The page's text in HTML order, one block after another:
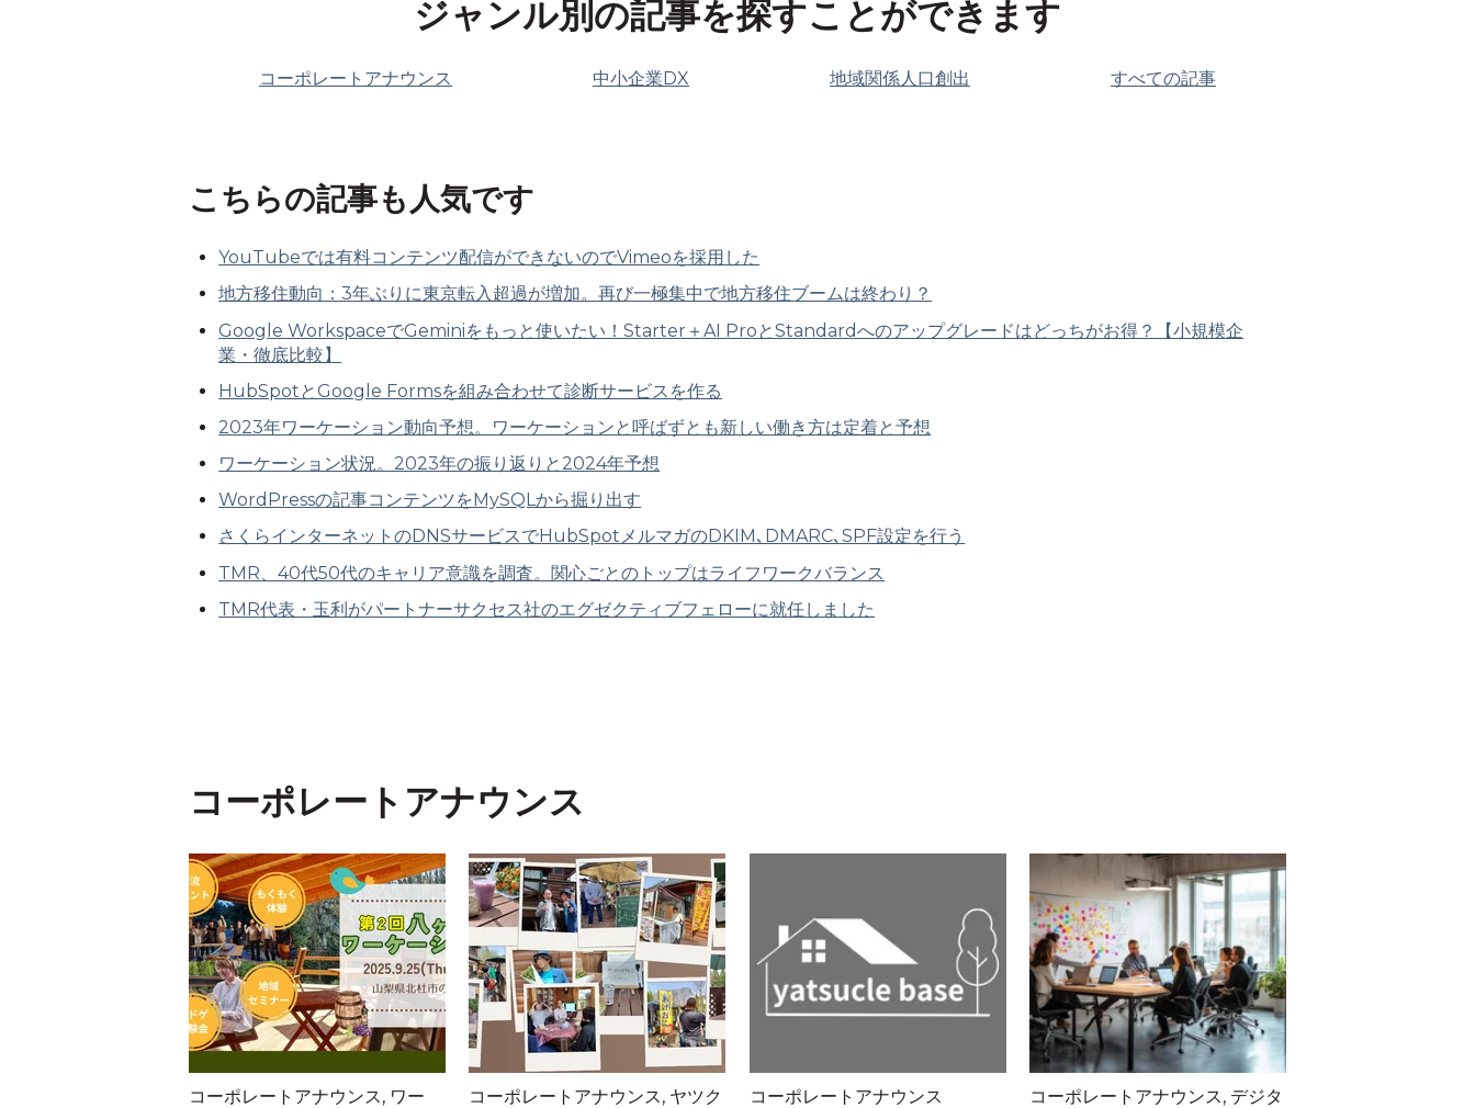
ジャンル別の記事を探すことができます
コーポレートアナウンス 中小企業DX 地域関係人口創出 すべての記事
こちらの記事も人気です
YouTubeでは有料コンテンツ配信ができないのでVimeoを採用した
地方移住動向：3年ぶりに東京転入超過が増加。再び一極集中で地方移住ブームは終わり？
Google WorkspaceでGeminiをもっと使いたい！Starter＋AI ProとStandardへのアップグレードはどっちがお得？【小規模企
業・徹底比較】
HubSpotとGoogle Formsを組み合わせて診断サービスを作る
2023年ワーケーション動向予想。ワーケーションと呼ばずとも新しい働き方は定着と予想
ワーケーション状況。2023年の振り返りと2024年予想
WordPressの記事コンテンツをMySQLから掘り出す
さくらインターネットのDNSサービスでHubSpotメルマガのDKIM､DMARC､SPF設定を行う
TMR、40代50代のキャリア意識を調査。関心ごとのトップはライフワークバランス
TMR代表・玉利がパートナーサクセス社のエグゼクティブフェローに就任しました
コーポレートアナウンス
コーポレートアナウンス, ワー
コーポレートアナウンス, ヤツク
コーポレートアナウンス コーポレートアナウンス, デジタ